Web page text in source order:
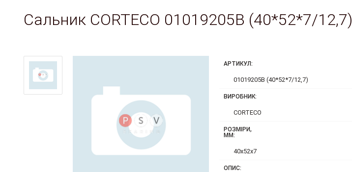
Сальник CORTECO 01019205B (40*52*7/12,7)
АРТИКУЛ:
01019205B (40*52*7/12,7)
ВИРОБНИК:
CORTECO
РОЗМІРИ,
ММ:
40x52x7
ОПИС: